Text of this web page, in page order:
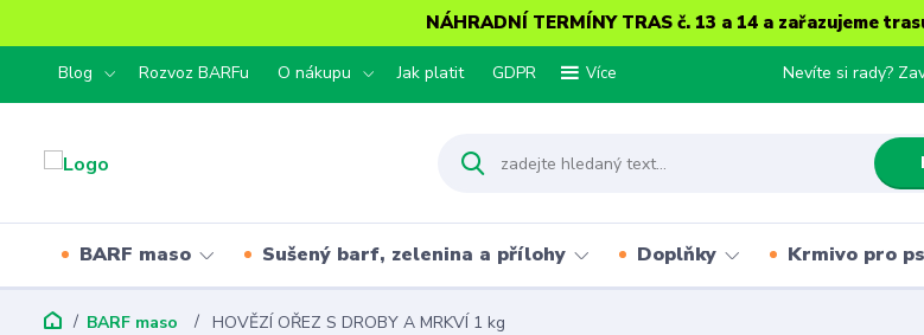
NÁHRADNÍ TERMÍNY TRAS č. 13 a 14 a zařazujeme
Blog Rozvoz BARFu O nákupu Jak platit GDPR Více Nevíte si rady?
BARF maso Sušený barf, zelenina a přílohy Doplňky Krmivo pro
BARF maso HOVĚZÍ OŘEZ S DROBY A MRKVÍ 1 kg